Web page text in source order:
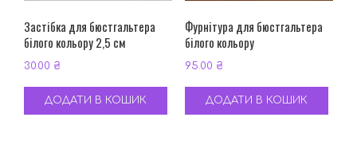
Застібка для бюстгальтера
білого кольору 2,5 см
30.00 ₴
ДОДАТИ В КОШИК
Фурнітура для бюстгальтера
білого кольору
95.00 ₴
ДОДАТИ В КОШИК